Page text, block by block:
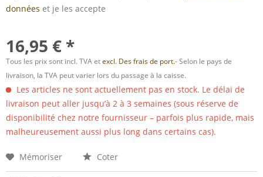
données et je les accepte
16,95 € *
Tous les prix sont incl. TVA etexcl. Des frais de port.- Selon le pays de
livraison, la TVA peut varier lors du passage à la caisse.
Les articles ne sont actuellement pas en stock. Le délai de
livraison peut aller jusqu’à 2 à 3 semaines (sous réserve de
disponibilité chez notre fournisseur – parfois plus rapide, mais
malheureusement aussi plus long dans certains cas).
Mémoriser Coter